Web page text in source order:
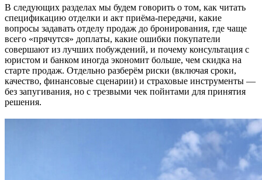
В следующих разделах мы будем говорить о том, как читать
спецификацию отделки и акт приёма-передачи, какие
вопросы задавать отделу продаж до бронирования, где чаще
всего «прячутся» доплаты, какие ошибки покупатели
совершают из лучших побуждений, и почему консультация с
юристом и банком иногда экономит больше, чем скидка на
старте продаж. Отдельно разберём риски (включая сроки,
качество, финансовые сценарии) и страховые инструменты —
без запугивания, но с трезвыми чек пойнтами для принятия
решения.